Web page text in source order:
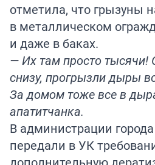
отметила, что грызуны
в металлическом
и даже в баках.
— Их там просто тысячи!
снизу, прогрызли дыры
За домом тоже все в
апатитчанка.
В администрации
передали в УК